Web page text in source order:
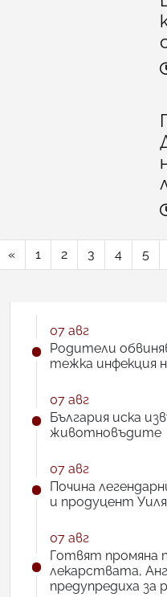
« 1 2 3 4 5
07 авг
Родители
тежка инфекция
07 авг
България иска
животновъдите
07 авг
Почина
и продуцент
07 авг
Готвят промяна
лекарствата,
предупредиха за